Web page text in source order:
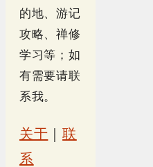
的地、游记
攻略、禅修
学习等；如
有需要请联
系我。
关于 ｜联
系